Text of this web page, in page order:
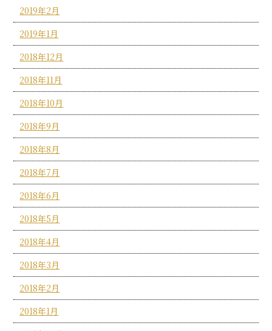
2019年2月
2019年1月
2018年12月
2018年11月
2018年10月
2018年9月
2018年8月
2018年7月
2018年6月
2018年5月
2018年4月
2018年3月
2018年2月
2018年1月